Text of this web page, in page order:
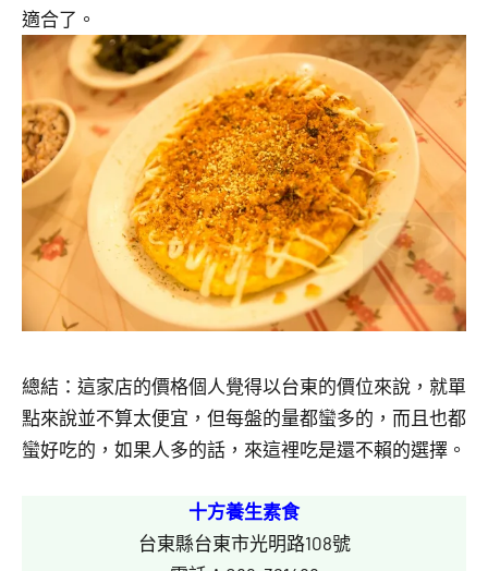
適合了。
總結：這家店的價格個人覺得以台東的價位來說，就單
點來說並不算太便宜，但每盤的量都蠻多的，而且也都
蠻好吃的，如果人多的話，來這裡吃是還不賴的選擇。
十方養生素食
台東縣台東市光明路108號